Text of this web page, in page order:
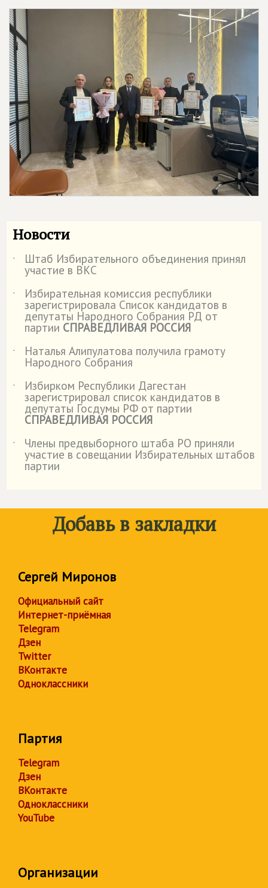
Новости
˙ Штаб Избирательного объединения принял
участие в ВКС
˙
Избирательная комиссия республики
зарегистрировала Список кандидатов в
депутаты Народного Собрания РД от
партии СПРАВЕДЛИВАЯ РОССИЯ
˙
Наталья Алипулатова получила грамоту
Народного Собрания
˙
Избирком Республики Дагестан
зарегистрировал список кандидатов в
депутаты Госдумы РФ от партии
СПРАВЕДЛИВАЯ РОССИЯ
˙
Члены предвыборного штаба РО приняли
участие в совещании Избирательных штабов
партии
Добавь в закладки
Сергей Миронов
Официальный сайт
Интернет-приёмная
Telegram
Дзен
Twitter
ВКонтакте
Одноклассники
Партия
Telegram
Дзен
ВКонтакте
Одноклассники
YouTube
Организации